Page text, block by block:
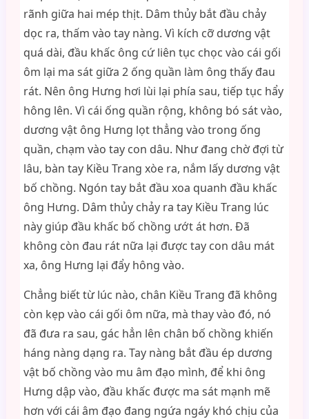
rãnh giữa hai mép thịt. Dâm thủy bắt đầu chảy
dọc ra, thấm vào tay nàng. Vì kích cỡ dương vật
quá dài, đầu khấc ông cứ liên tục chọc vào cái gối
ôm lại ma sát giữa 2 ống quần làm ông thấy đau
rát. Nên ông Hưng hơi lùi lại phía sau, tiếp tục hẩy
hông lên. Vì cái ống quần rộng, không bó sát vào,
dương vật ông Hưng lọt thẳng vào trong ống
quần, chạm vào tay con dâu. Như đang chờ đợi từ
lâu, bàn tay Kiều Trang xòe ra, nắm lấy dương vật
bố chồng. Ngón tay bắt đầu xoa quanh đầu khấc
ông Hưng. Dâm thủy chảy ra tay Kiều Trang lúc
này giúp đầu khấc bố chồng ướt át hơn. Đã
không còn đau rát nữa lại được tay con dâu mát
xa, ông Hưng lại đẩy hông vào.
Chẳng biết từ lúc nào, chân Kiều Trang đã không
còn kẹp vào cái gối ôm nữa, mà thay vào đó, nó
đã đưa ra sau, gác hẳn lên chân bố chồng khiến
háng nàng dạng ra. Tay nàng bắt đầu ép dương
vật bố chồng vào mu âm đạo mình, để khi ông
Hưng dập vào, đầu khấc được ma sát mạnh mẽ
hơn với cái âm đạo đang ngứa ngáy khó chịu của